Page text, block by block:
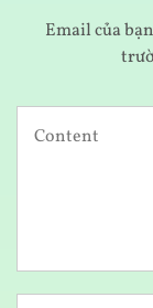
Email của